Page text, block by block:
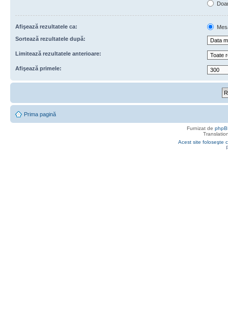
Afişează rezultatele ca:
Sortează rezultatele după:
Limitează rezultatele anterioare:
Afişează primele:
Prima pagină
Furnizat de
Acest site foloseşte